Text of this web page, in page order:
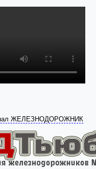
ЖЕЛЕЗНОДОРОЖНИК